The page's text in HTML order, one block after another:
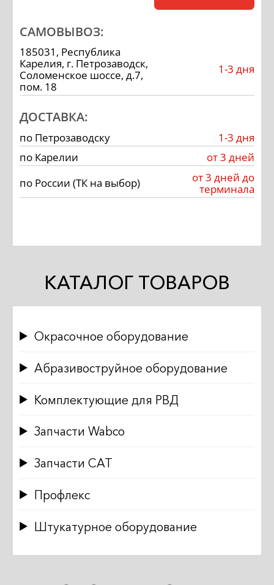
САМОВЫВОЗ:
185031, Республика
Карелия, г. Петрозаводск,
Соломенское шоссе, д.7,
пом. 18
1-3 дня
ДОСТАВКА:
по Петрозаводску
1-3 дня
по Карелии
от 3 дней
по России (ТК на выбор)
от 3 дней до
терминала
КАТАЛОГ ТОВАРОВ
Окрасочное оборудование
Абразивоструйное оборудование
Комплектующие для РВД
Запчасти Wabco
Запчасти CAT
Профлекс
Штукатурное оборудование